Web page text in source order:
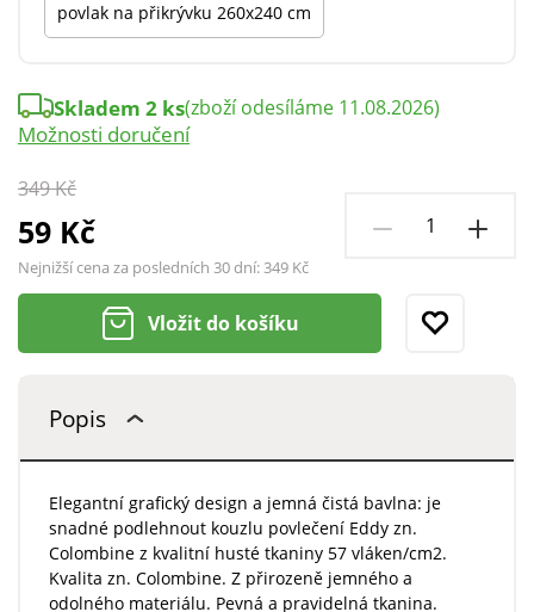
povlak na přikrývku 260x240 cm
349 Kč
59 Kč
Nejnižší cena za posledních 30 dní:349 Kč
Skladem 2 ks(zboží odesíláme 11.08.2026)
Možnosti doručení
Vložit do košíku
Popis
Elegantní grafický design a jemná čistá bavlna: je
snadné podlehnout kouzlu povlečení Eddy zn.
Colombine z kvalitní husté tkaniny 57 vláken/cm2.
Kvalita zn. Colombine. Z přirozeně jemného a
odolného materiálu. Pevná a pravidelná tkanina.